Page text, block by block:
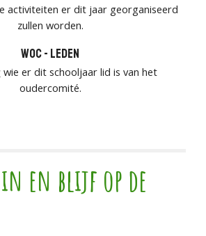
activiteiten er dit jaar georganiseerd
zullen worden.
WOC - LEDEN
wie er dit schooljaar lid is van het
oudercomité.
en blijf op de